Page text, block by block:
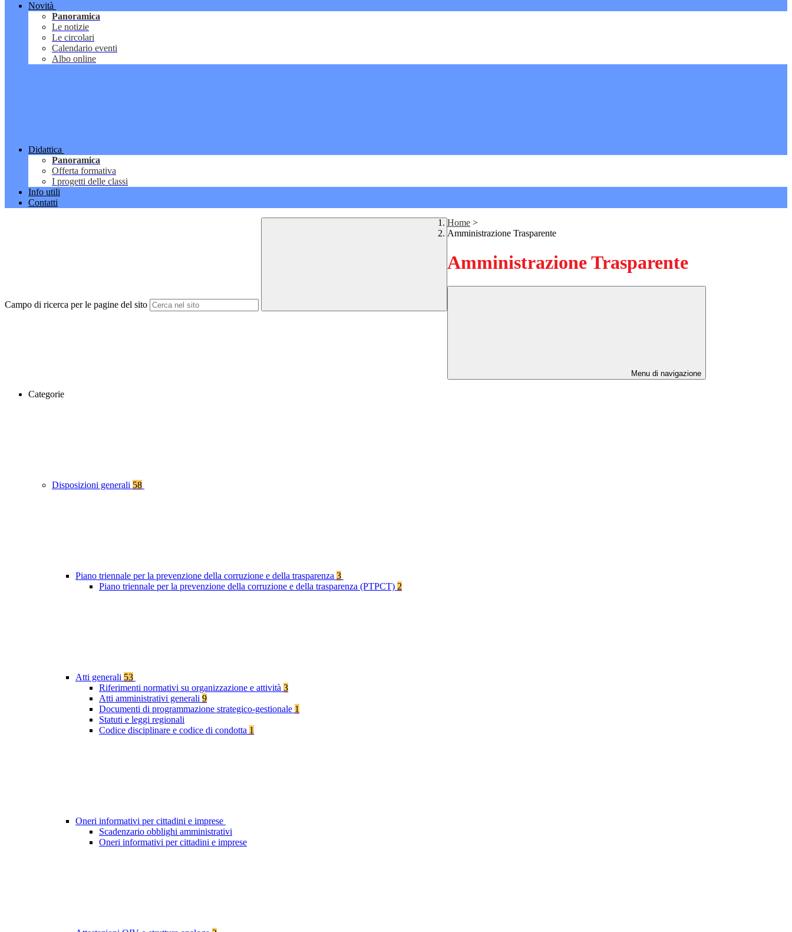
Novità
Panoramica
Le notizie
Le circolari
Calendario eventi
Albo online
Didattica
Panoramica
Offerta formativa
I progetti delle classi
Info utili
Contatti
Campo di ricerca per le pagine del sito
Home >
Amministrazione Trasparente
Amministrazione Trasparente
Menu di navigazione
Categorie
Disposizioni generali 58
Piano triennale per la prevenzione della corruzione e della trasparenza 3
Piano triennale per la prevenzione della corruzione e della trasparenza (PTPCT) 2
Atti generali 53
Riferimenti normativi su organizzazione e attività 3
Atti amministrativi generali 9
Documenti di programmazione strategico-gestionale 1
Statuti e leggi regionali
Codice disciplinare e codice di condotta 1
Oneri informativi per cittadini e imprese
Scadenzario obblighi amministrativi
Oneri informativi per cittadini e imprese